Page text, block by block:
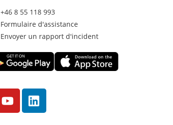
+46 8 55 118 993
Formulaire d'assistance
Envoyer un rapport d'incident